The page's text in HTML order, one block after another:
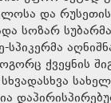
და
სოზარ
სპიკერმა
ქვეყნის